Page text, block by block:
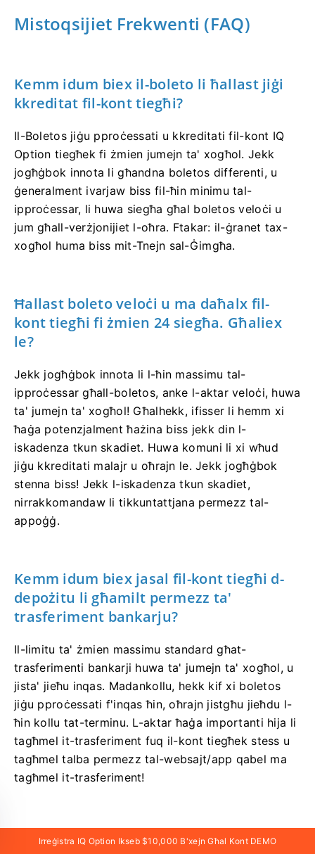
Mistoqsijiet Frekwenti (FAQ)
Kemm idum biex il-boleto li ħallast jiġi
kkreditat fil-kont tiegħi?
Il-Boletos jiġu pproċessati u kkreditati fil-kont IQ
Option tiegħek fi żmien jumejn ta' xogħol. Jekk
jogħġbok innota li għandna boletos differenti, u
ġeneralment ivarjaw biss fil-ħin minimu tal-
ipproċessar, li huwa siegħa għal boletos veloċi u
jum għall-verżjonijiet l-oħra. Ftakar: il-ġranet tax-
xogħol huma biss mit-Tnejn sal-Ġimgħa.
Ħallast boleto veloċi u ma daħalx fil-
kont tiegħi fi żmien 24 siegħa. Għaliex
le?
Jekk jogħġbok innota li l-ħin massimu tal-
ipproċessar għall-boletos, anke l-aktar veloċi, huwa
ta' jumejn ta' xogħol! Għalhekk, ifisser li hemm xi
ħaġa potenzjalment ħażina biss jekk din l-
iskadenza tkun skadiet. Huwa komuni li xi wħud
jiġu kkreditati malajr u oħrajn le. Jekk jogħġbok
stenna biss! Jekk l-iskadenza tkun skadiet,
nirrakkomandaw li tikkuntattjana permezz tal-
appoġġ.
Kemm idum biex jasal fil-kont tiegħi d-
depożitu li għamilt permezz ta'
trasferiment bankarju?
Il-limitu ta' żmien massimu standard għat-
trasferimenti bankarji huwa ta' jumejn ta' xogħol, u
jista' jieħu inqas. Madankollu, hekk kif xi boletos
jiġu pproċessati f'inqas ħin, oħrajn jistgħu jieħdu l-
ħin kollu tat-terminu. L-aktar ħaġa importanti hija li
tagħmel it-trasferiment fuq il-kont tiegħek stess u
tagħmel talba permezz tal-websajt/app qabel ma
tagħmel it-trasferiment!
X'inhu dan l-iżball ta' 72 siegħa?
Irreġistra IQ Option Ikseb $10,000 B'xejn Għal Kont DEMO